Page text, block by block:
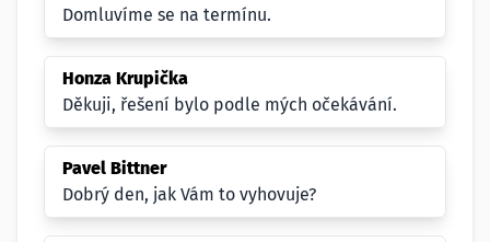
Domluvíme se na termínu.
Honza Krupička
Děkuji, řešení bylo podle mých očekávání.
Pavel Bittner
Dobrý den, jak Vám to vyhovuje?